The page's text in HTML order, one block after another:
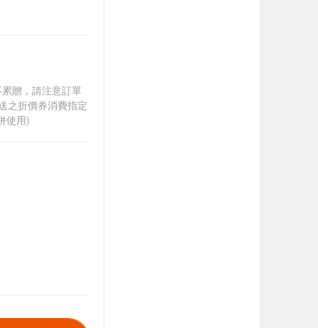
贈，請注意訂單
之折價券消費指定
使用)